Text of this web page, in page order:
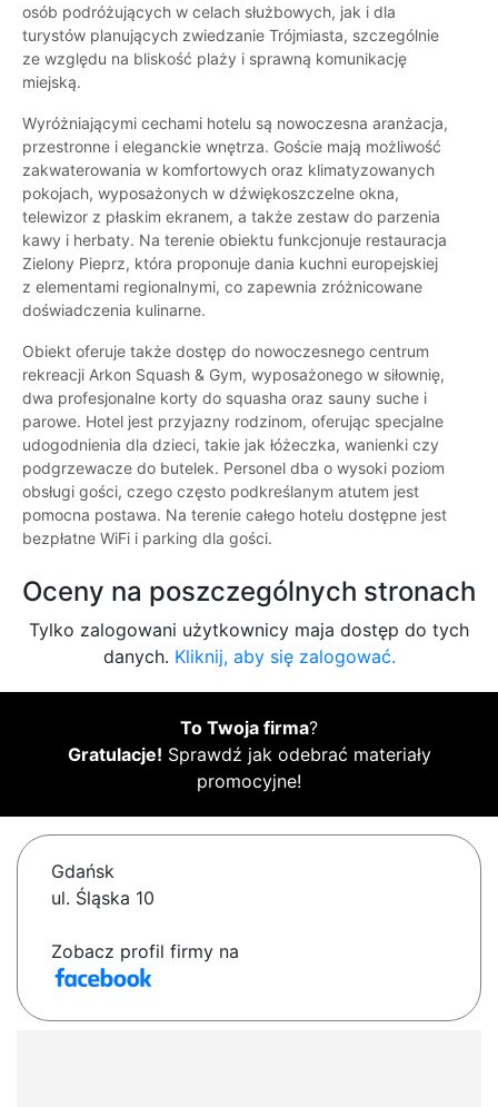
osób podróżujących w celach służbowych, jak i dla
turystów planujących zwiedzanie Trójmiasta, szczególnie
ze względu na bliskość plaży i sprawną komunikację
miejską.
Wyróżniającymi cechami hotelu są nowoczesna aranżacja,
przestronne i eleganckie wnętrza. Goście mają możliwość
zakwaterowania w komfortowych oraz klimatyzowanych
pokojach, wyposażonych w dźwiękoszczelne okna,
telewizor z płaskim ekranem, a także zestaw do parzenia
kawy i herbaty. Na terenie obiektu funkcjonuje restauracja
Zielony Pieprz, która proponuje dania kuchni europejskiej
z elementami regionalnymi, co zapewnia zróżnicowane
doświadczenia kulinarne.
Obiekt oferuje także dostęp do nowoczesnego centrum
rekreacji Arkon Squash & Gym, wyposażonego w siłownię,
dwa profesjonalne korty do squasha oraz sauny suche i
parowe. Hotel jest przyjazny rodzinom, oferując specjalne
udogodnienia dla dzieci, takie jak łóżeczka, wanienki czy
podgrzewacze do butelek. Personel dba o wysoki poziom
obsługi gości, czego często podkreślanym atutem jest
pomocna postawa. Na terenie całego hotelu dostępne jest
bezpłatne WiFi i parking dla gości.
Oceny na poszczególnych stronach
Tylko zalogowani użytkownicy maja dostęp do tych
danych. Kliknij, aby się zalogować.
To Twoja firma?
Gratulacje! Sprawdź jak odebrać materiały
promocyjne!
Gdańsk
ul. Śląska 10
Zobacz profil firmy na